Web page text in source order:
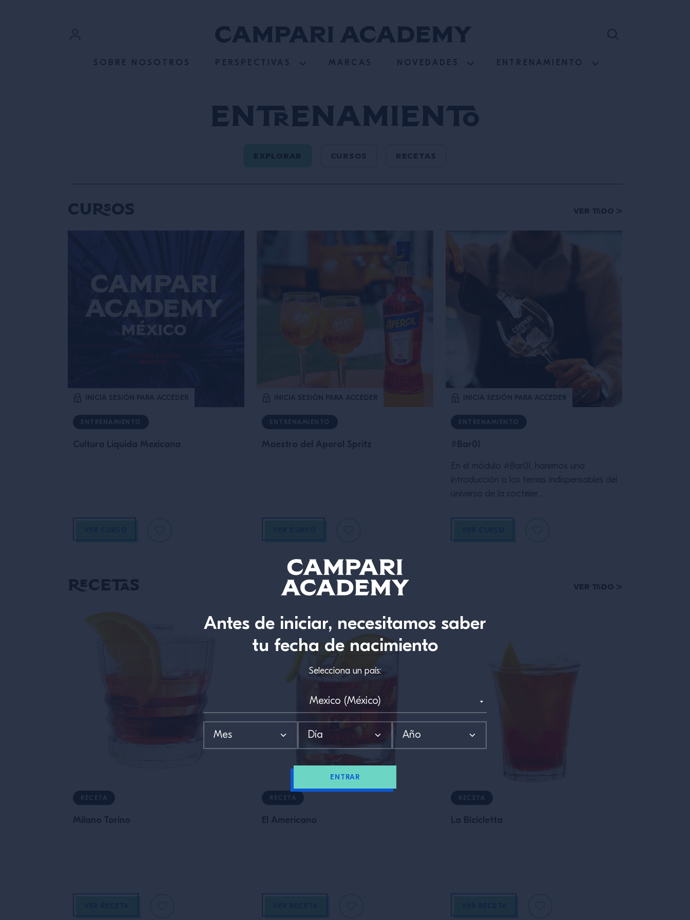
Antes de iniciar, necesitamos saber
tu fecha de nacimiento
Selecciona un país:
ENTRAR
SOBRE NOSOTROS PERSPECTIVAS MARCAS NOVEDADES ENTRENAMIENTO
Entrenamiento
CURSOS RECETAS
Cursos Ver todo >
INICIA SESIÓN PARA ACCEDER
ENTRENAMIENTO
Cultura Liquida Mexicana
INICIA SESIÓN PARA ACCEDER
ENTRENAMIENTO
Maestro del Aperol Spritz
INICIA SESIÓN PARA ACCEDER
ENTRENAMIENTO
#Bar01
En el módulo #Bar01, haremos una
introducción a los temas indispensables del
universo de la cocteler...
Recetas Ver todo >
RECETA
Milano Torino
RECETA
El Americano
RECETA
La Bicicletta